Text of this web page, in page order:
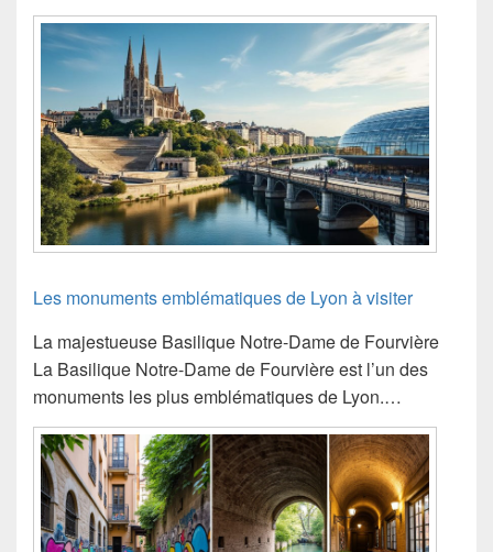
Les monuments emblématiques de Lyon à visiter
La majestueuse Basilique Notre-Dame de Fourvière
La Basilique Notre-Dame de Fourvière est l’un des
monuments les plus emblématiques de Lyon.…